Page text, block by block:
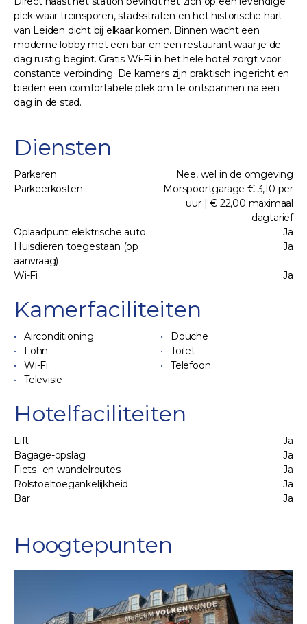
plek waar treinsporen, stadsstraten en het historische hart
van Leiden dicht bij elkaar komen. Binnen wacht een
moderne lobby met een bar en een restaurant waar je de
dag rustig begint. Gratis Wi-Fi in het hele hotel zorgt voor
constante verbinding. De kamers zijn praktisch ingericht en
bieden een comfortabele plek om te ontspannen na een
dag in de stad.
Diensten
Parkeren
Nee, wel in de omgeving
Parkeerkosten
Morspoortgarage € 3,10 per
uur | € 22,00 maximaal
dagtarief
Oplaadpunt elektrische auto
Ja
Huisdieren toegestaan (op
aanvraag)
Ja
Wi-Fi Ja
Kamerfaciliteiten
Airconditioning
Douche
Föhn
Toilet
Wi-Fi
Telefoon
Televisie
Hotelfaciliteiten
Lift
Ja
Bagage-opslag
Ja
Fiets- en wandelroutes
Ja
Rolstoeltoegankelijkheid
Ja
Bar
Ja
Hoogtepunten